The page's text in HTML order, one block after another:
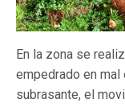
En la zona se
empedrado en mal
subrasante, el